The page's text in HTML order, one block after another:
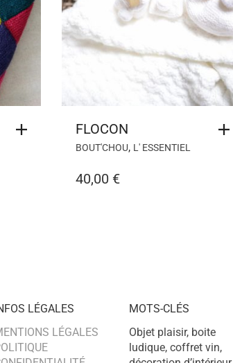
FLOCON
BOUT'CHOU, L' ESSENTIEL
40,00 €
LÉGALES
LÉGALES
MOTS-CLÉS
Objet plaisir, boite
ludique, coffret vin,